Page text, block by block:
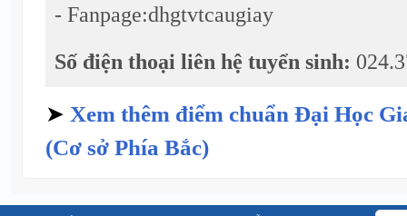
- Fanpage:dhgtvtcaugiay
Số điện thoại liên hệ tuyển sinh:
➤ Xem thêm điểm chuẩn Đại Học
(Cơ sở Phía Bắc)